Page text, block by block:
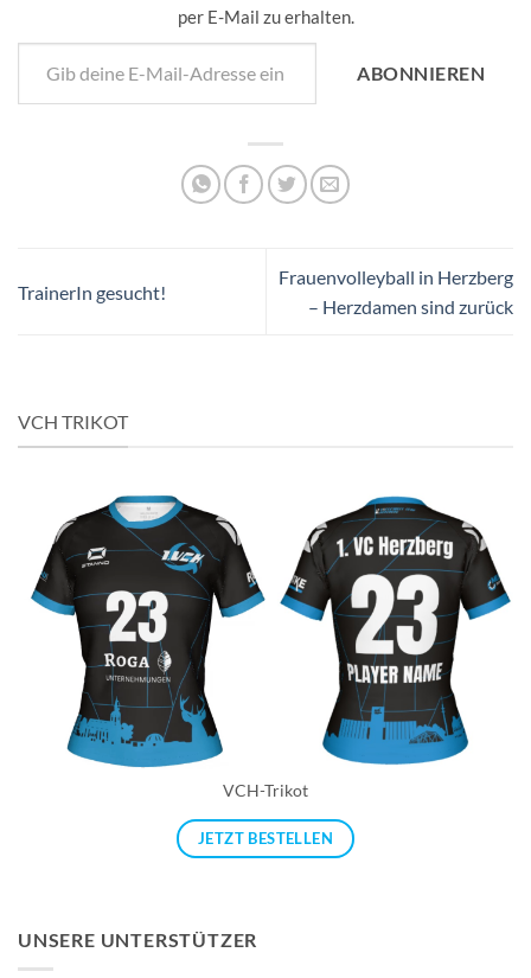
per E-Mail zu erhalten.
Gib deine E-Mail-Adresse ein ...
ABONNIEREN
TrainerIn gesucht!
Frauenvolleyball in Herzberg
– Herzdamen sind zurück
VCH TRIKOT
VCH-Trikot
JETZT BESTELLEN
UNSERE UNTERSTÜTZER